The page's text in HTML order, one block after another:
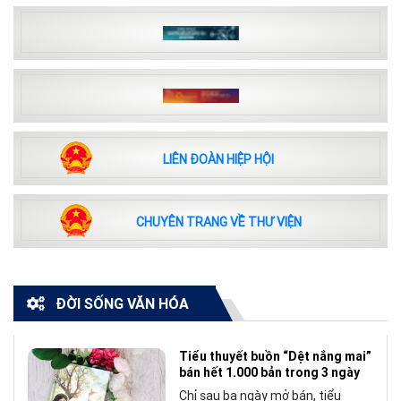
LIÊN ĐOÀN HIỆP HỘI
CHUYÊN TRANG VỀ THƯ VIỆN
ĐỜI SỐNG VĂN HÓA
Tiểu thuyết buồn “Dệt nắng mai”
bán hết 1.000 bản trong 3 ngày
Chỉ sau ba ngày mở bán, tiểu